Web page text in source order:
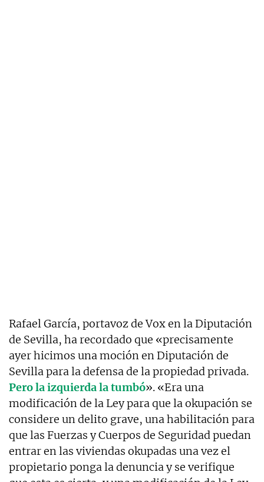
Rafael García, portavoz de Vox en la Diputación
de Sevilla, ha recordado que «precisamente
ayer hicimos una moción en Diputación de
Sevilla para la defensa de la propiedad privada.
Pero la izquierda la tumbó». «Era una
modificación de la Ley para que la okupación se
considere un delito grave, una habilitación para
que las Fuerzas y Cuerpos de Seguridad puedan
entrar en las viviendas okupadas una vez el
propietario ponga la denuncia y se verifique